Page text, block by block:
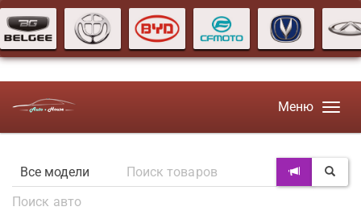
Меню